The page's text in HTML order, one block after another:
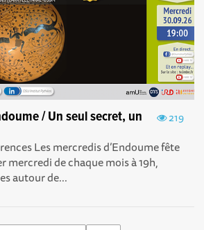
219
/ Un seul secret, un
Les mercredis d’Endoume fête
mercredi de chaque mois à 19h,
autour de...